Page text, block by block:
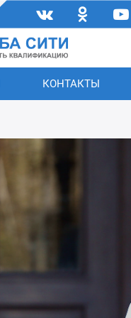
КОНТАКТЫ